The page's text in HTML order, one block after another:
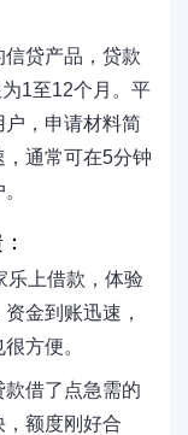
贷产品，贷款
1至12个月。平
，申请材料简
通常可在5分钟
乐上借款，体验
金到账迅速，
方便。
款借了点急需的
额度刚好合